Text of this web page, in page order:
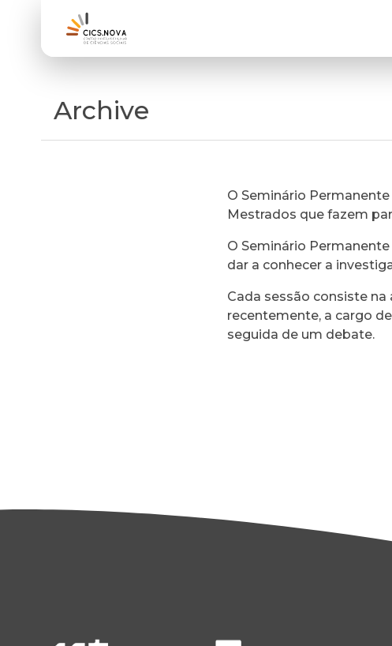
Archive
O Seminário
Mestrados que fazem
O Seminário
dar a conhecer a
Cada sessão consiste
recentemente, a cargo
seguida de um debate.